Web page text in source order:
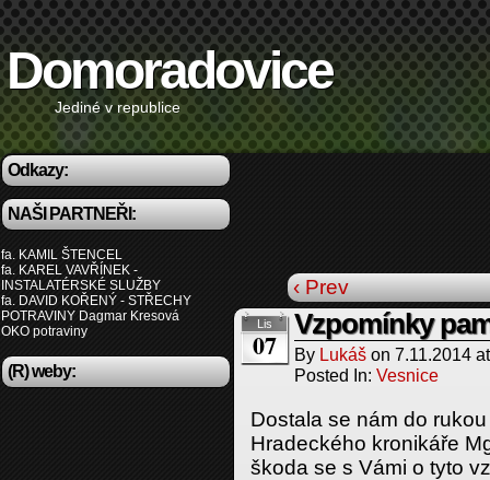
Domoradovice
Jediné v republice
Odkazy:
NAŠI PARTNEŘI:
fa. KAMIL ŠTENCEL
fa. KAREL VAVŘÍNEK -
INSTALATÉRSKÉ SLUŽBY
fa. DAVID KOŘENÝ - STŘECHY
POTRAVINY Dagmar Kresová
OKO potraviny
(R) weby:
‹ Prev
Lis
07
Vzpomínky
By Lukáš on 7.11.2014
Posted In: Vesnice
Dostala se nám do
Hradeckého kronikáře
škoda se s Vámi o tyto